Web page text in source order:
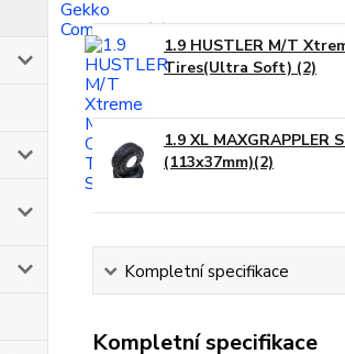
1.9 HUSTLER M/T
Tires(Ultra Soft) (2)
1.9 XL MAXGRAPPLER
(113x37mm)(2)
Kompletní specifikace
Kompletní specifikace